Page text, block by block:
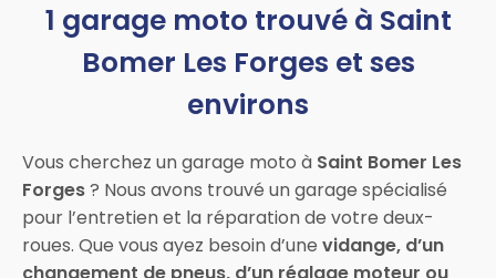
1 garage moto trouvé à Saint
Bomer Les Forges et ses
environs
Vous cherchez un garage moto à Saint Bomer Les
Forges? Nous avons trouvé un garage spécialisé
pour l’entretien et la réparation de votre deux-
roues. Que vous ayez besoin d’une vidange, d’un